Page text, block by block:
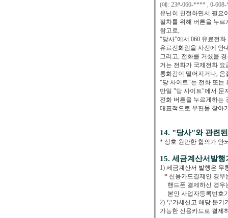
(예: 23#-060-**** , 0-
유난히 친절하면서 필요
절차를 위해 버튼을 누
참고로,
“당사”에서 060 유료전
유료전화임을 사전에 안
그리고, 전화를 거셨을
거는 전화가 국제전화
통화감이 떨어지거나,
"당 사이트"는 전화 또는
만일 "당 사이트"에서 문
전화 버튼을 누르게하는
대표적으로 우편물 찾아
14. "당사"와 관련
* 상호 원만한 합의가 안
15. 세금계산서발
1) 세금계산서 발행은 무
* 신용카드결제인 경우
핸드폰 결제하신 경우
본인 사업자등록번호
2) 부가세신고 해당 분기
가능한 신용카드로 결제